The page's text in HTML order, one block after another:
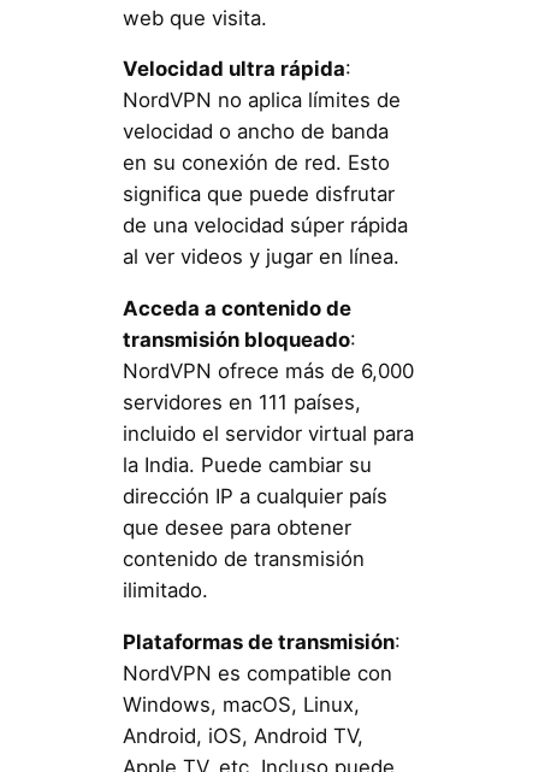
web que visita.
Velocidad ultra rápida:
NordVPN no aplica límites de
velocidad o ancho de banda
en su conexión de red. Esto
significa que puede disfrutar
de una velocidad súper rápida
al ver videos y jugar en línea.
Acceda a contenido de
transmisión bloqueado:
NordVPN ofrece más de 6,000
servidores en 111 países,
incluido el servidor virtual para
la India. Puede cambiar su
dirección IP a cualquier país
que desee para obtener
contenido de transmisión
ilimitado.
Plataformas de transmisión:
NordVPN es compatible con
Windows, macOS, Linux,
Android, iOS, Android TV,